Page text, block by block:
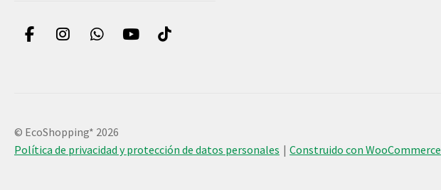
© EcoShopping* 2026
Política de privacidad y protección de datos personales
Construido con WooCommerce